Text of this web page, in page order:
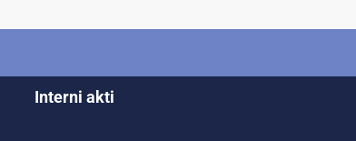
Interni akti